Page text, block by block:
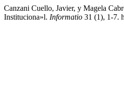
Canzani Cuello, Javier, y Magela
Instituciona»l. Informatio 31 (1), 1-7.